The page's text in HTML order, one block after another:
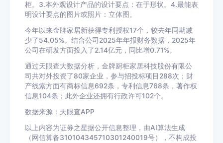
柜。3.本外观设计产品的设计要点：在于形状。4.最能表
明设计要点的图片或照片：立体图。
今年以来金牌家居新获得专利授权17个，较去年同期减
少了54.05%。结合公司2025年年报财务数据，2025年
公司在研发方面投入了2.14亿元，同比增0.71%。
通过天眼查大数据分析，金牌厨柜家居科技股份有限公
司共对外投资了80家企业，参与招投标项目288次；财
产线索方面有商标信息692条，专利信息768条，著作权
信息104条；此外企业还拥有行政许可102个。
数据来源：天眼查APP
以上内容为证券之星据公开信息整理，由AI算法生成
（网信算备310104345710301240019号），不构成投